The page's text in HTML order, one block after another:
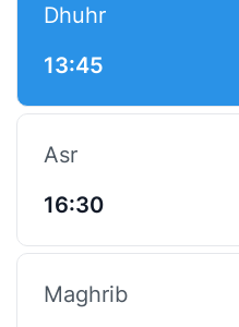
Dhuhr
13:45
Asr
16:30
Maghrib